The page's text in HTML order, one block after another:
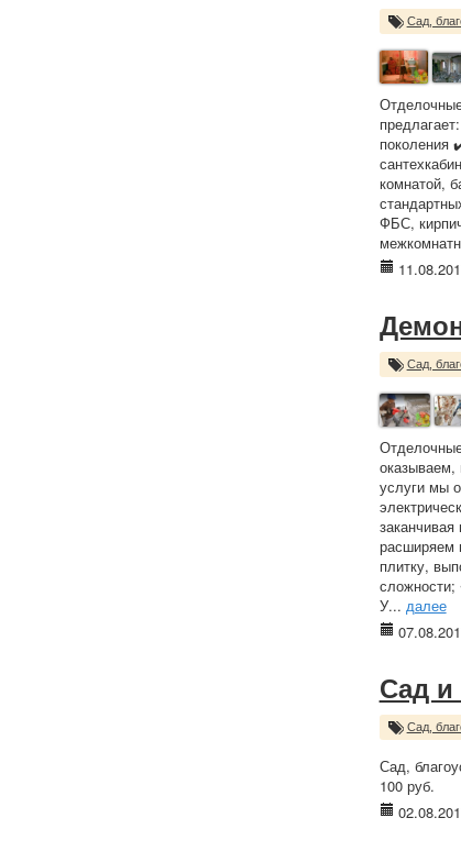
Сад,
поколения
комнатой,
ФБС,
Сад,
оказываем,
услуги мы
расширяем
плитку,
сложности;
У... далее
Сад и
Сад,
Сад,
100 руб.